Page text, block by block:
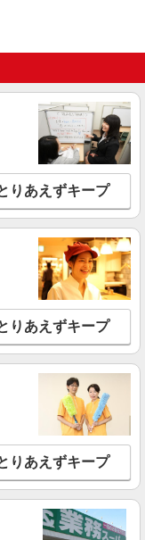
金10万円支給(規定
タッフ
支給 ★交通費別途支給
友達を紹介
有) ★月2回払
★ ゜・。○。・゜
ショップ
詳細を見る
スタッフ
円（経験・能力によ
賞与年2回（6月・12
経験から入社半年で
績あり ※残業代支給
○。・゜
い金10万円支給(規定
。・゜+゜
ショップ
細を見る
帯販売
験・能力による） ※
代支給 ★交通費別途
給(規定有) お友達
支給(規定有) ★月2
帯ショップ
りあえずキープ
りあえずキープ
りあえずキープ